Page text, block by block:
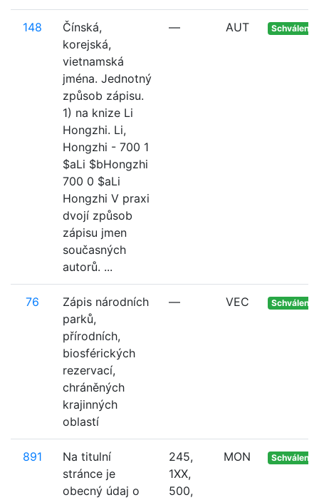
148
Čínská,
korejská,
vietnamská
jména. Jednotný
způsob zápisu.
1) na knize Li
Hongzhi. Li,
Hongzhi - 700 1
$aLi $bHongzhi
700 0 $aLi
Hongzhi V praxi
dvojí způsob
zápisu jmen
současných
autorů. ...
— AUT Schváleno
76
Zápis národních
parků,
přírodních,
biosférických
rezervací,
chráněných
krajinných
oblastí
— VEC Schváleno
891
Na titulní
stránce je
obecný údaj o
245,
1XX,
500,
MON Schváleno